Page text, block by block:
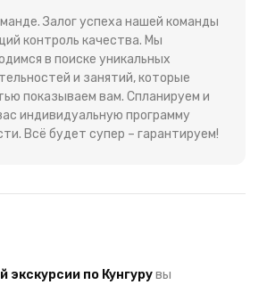
Залог успеха нашей команды
контроль качества. Мы
в поиске уникальных
и занятий, которые
показываем вам. Спланируем и
индивидуальную программу
Всё будет супер – гарантируем!
экскурсии по Кунгурувы